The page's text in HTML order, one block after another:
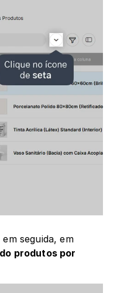
e, em seguida, em
produtos por